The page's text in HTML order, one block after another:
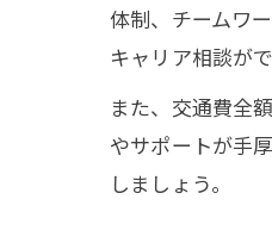
体制、チームワ
キャリア相談が
また、交通費全
やサポートが手
しましょう。